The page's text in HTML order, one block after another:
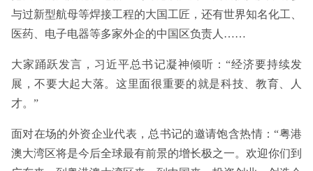
与过新型航母等焊接工程的大国工匠，还有世界知名化工、
医药、电子电器等多家外企的中国区负责人……
大家踊跃发言，习近平总书记凝神倾听：“经济要持续发
展，不要大起大落。这里面很重要的就是科技、教育、人
才。”
面对在场的外资企业代表，总书记的邀请饱含热情：“粤港
澳大湾区将是今后全球最有前景的增长极之一。欢迎你们到